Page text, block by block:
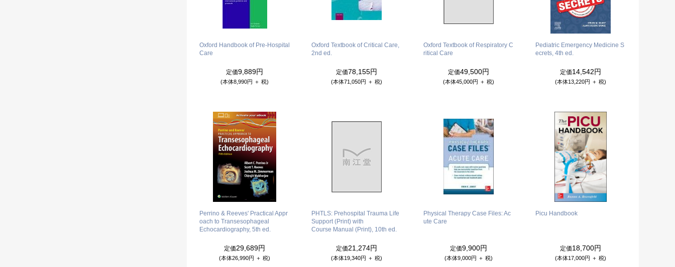
Oxford Handbook of Pre-Hospital
Care
定価9,889円
(本体8,990円 ＋ 税)
Oxford Textbook of Critical Care,
2nd ed.
定価78,155円
(本体71,050円 ＋ 税)
Oxford Textbook of Respiratory C
ritical Care
定価49,500円
(本体45,000円 ＋ 税)
Pediatric Emergency Medicine S
ecrets, 4th ed.
定価14,542円
(本体13,220円 ＋ 税)
Perrino & Reeves' Practical Appr
oach to Transesophageal
Echocardiography, 5th ed.
定価29,689円
(本体26,990円 ＋ 税)
PHTLS: Prehospital Trauma Life
Support (Print) with
Course Manual (Print), 10th ed.
定価21,274円
(本体19,340円 ＋ 税)
Physical Therapy Case Files: Ac
ute Care
定価9,900円
(本体9,000円 ＋ 税)
Picu Handbook
定価18,700円
(本体17,000円 ＋ 税)